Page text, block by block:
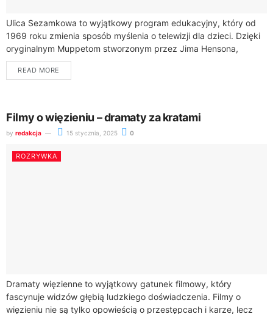
Ulica Sezamkowa to wyjątkowy program edukacyjny, który od
1969 roku zmienia sposób myślenia o telewizji dla dzieci. Dzięki
oryginalnym Muppetom stworzonym przez Jima Hensona,
program stał się prawdziwą rewolucją w...
READ MORE
Filmy o więzieniu – dramaty za kratami
by redakcja 15 stycznia, 2025 0
ROZRYWKA
Dramaty więzienne to wyjątkowy gatunek filmowy, który
fascynuje widzów głębią ludzkiego doświadczenia. Filmy o
więzieniu nie są tylko opowieścią o przestępcach i karze, lecz